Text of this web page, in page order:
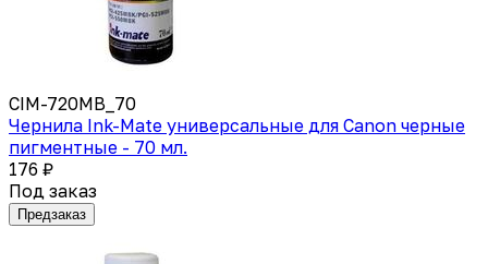
CIM-720MB_70
Чернила Ink-Mate универсальные для Canon черные
пигментные - 70 мл.
176 ₽
Под заказ
Предзаказ